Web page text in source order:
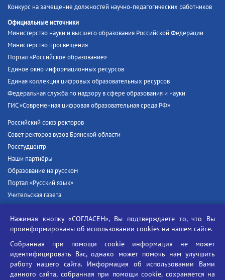
Конкурс на замещение должностей научно-педагогических работников
Официальные источники
Министерство науки и высшего образования Российской Федерации
Министерство просвещения
Портал «Российское образование»
Единое окно информационных ресурсов
Единая коллекция цифровых образовательных ресурсов
Федеральная служба по надзору в сфере образования и науки
ГИС «Современная цифровая образовательная среда РФ»
Российский союз ректоров
Совет ректоров вузов Брянской области
Росстудцентр
Наши партнёры
Образование на русском
Портал «Русский язык»
Учительская газета
Единый портал государственных услуг
Противодействие угрозам информационной безопасности
Социальные ролики - Генеральная прокуратура РФ
Противодействие коррупции
Нажимая кнопку «СОГЛАСЕН», Вы подтверждаете то, что Вы
проинформированы об использовании cookies на нашем сайте.
Собранная при помощи cookie информация не может
идентифицировать Вас, однако может помочь нам улучшить
работу нашего сайта. Информация об использовании Вами
данного сайта, собранная при помощи cookie, сохраняется на